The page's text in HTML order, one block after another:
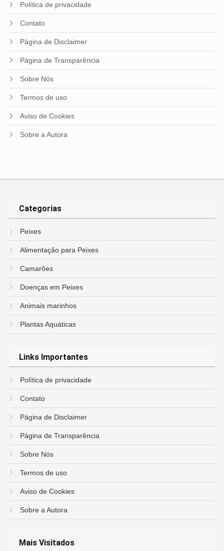
Política de privacidade
Contato
Página de Disclaimer
Página de Transparência
Sobre Nós
Termos de uso
Aviso de Cookies
Sobre a Autora
Categorias
Peixes
Alimentação para Peixes
Camarões
Doenças em Peixes
Animais marinhos
Plantas Aquáticas
Links Importantes
Política de privacidade
Contato
Página de Disclaimer
Página de Transparência
Sobre Nós
Termos de uso
Aviso de Cookies
Sobre a Autora
Mais Visitados